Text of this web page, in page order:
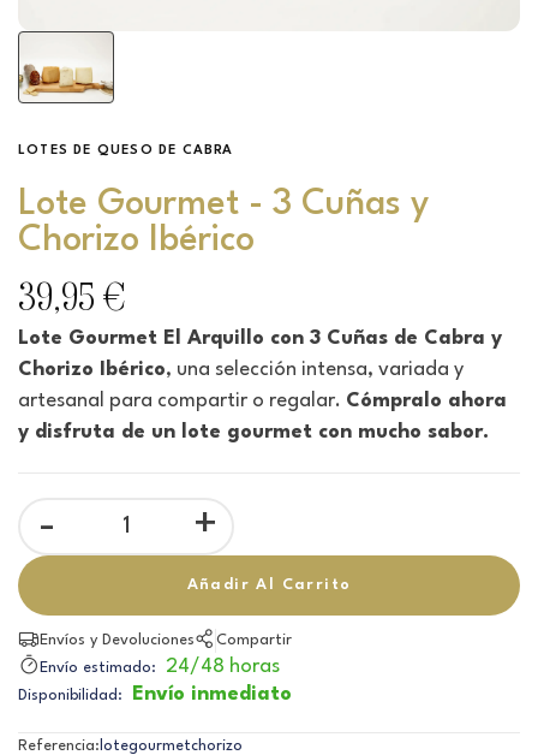
LOTES DE QUESO DE CABRA
Lote Gourmet - 3 Cuñas y
Chorizo Ibérico
39,95 €
Lote Gourmet El Arquillo con 3 Cuñas de Cabra y
Chorizo Ibérico, una selección intensa, variada y
artesanal para compartir o regalar. Cómpralo ahora
y disfruta de un lote gourmet con mucho sabor.
- +
Añadir Al Carrito
Envíos y Devoluciones
Compartir
Envío estimado: 24/48 horas
Disponibilidad: Envío inmediato
Referencia: lotegourmetchorizo